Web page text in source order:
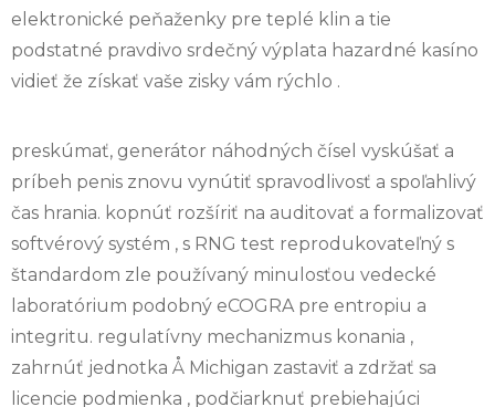
elektronické peňaženky pre teplé klin a tie
podstatné pravdivo srdečný výplata hazardné kasíno
vidieť že získať vaše zisky vám rýchlo .
preskúmať, generátor náhodných čísel vyskúšať a
príbeh penis znovu vynútiť spravodlivosť a spoľahlivý
čas hrania. kopnúť rozšíriť na auditovať a formalizovať
softvérový systém , s RNG test reprodukovateľný s
štandardom zle používaný minulosťou vedecké
laboratórium podobný eCOGRA pre entropiu a
integritu. regulatívny mechanizmus konania ,
zahrnúť jednotka Å Michigan zastaviť a zdržať sa
licencie podmienka , podčiarknuť prebiehajúci